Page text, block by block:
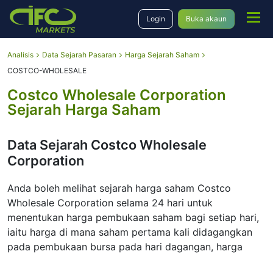
Login Buka akaun
Analisis Data Sejarah Pasaran
Harga Sejarah Saham
COSTCO-WHOLESALE
Costco Wholesale Corporation
Sejarah Harga Saham
Data Sejarah Costco Wholesale
Corporation
Anda boleh melihat sejarah harga saham Costco
Wholesale Corporation selama 24 hari untuk
menentukan harga pembukaan saham bagi setiap hari,
iaitu harga di mana saham pertama kali didagangkan
pada pembukaan bursa pada hari dagangan, harga